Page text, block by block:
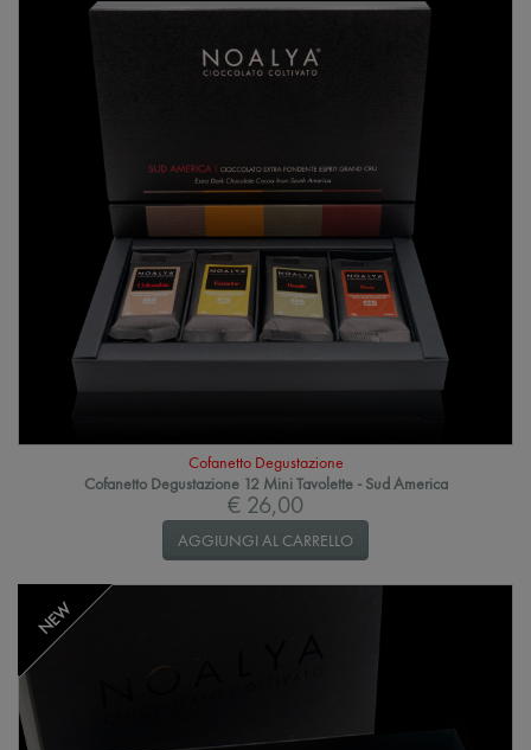
Cofanetto Degustazione
Cofanetto Degustazione 12 Mini Tavolette - Sud America
€ 26,00
AGGIUNGI AL CARRELLO
NEW